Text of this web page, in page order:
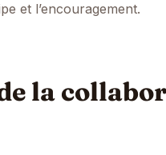
et l’encouragement.
la